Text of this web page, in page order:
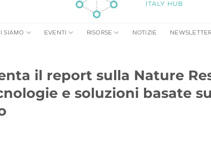
SIAMO EVENTI RISORSE NOTIZIE NEWSLETTER
il report sulla Nature
e soluzioni basate